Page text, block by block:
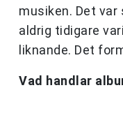
musiken. Det
aldrig tidigare
liknande. Det
Vad handlar